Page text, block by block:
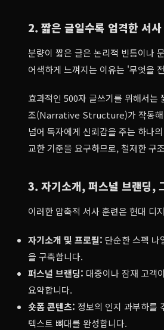
2. 짧은 글일수록 엄격한 서
분량이 짧은 글은 논리적 빈틈이나
어색하게 느껴지는 이유는 '무엇을
효과적인 500자 글쓰기를 위해서는
조(Narrative Structure)가 작동해
넘어 독자에게 신뢰감을 주는 하나
교한 기준을 요구하므로, 철저한 구
3. 자기소개, 퍼스널 브랜딩,
이러한 압축적 서사 훈련은 현대 디
자기소개 및 프로필: 단순한 스펙 나
을 구축합니다.
퍼스널 브랜딩: 대중이나 잠재 고객
요약합니다.
숏폼 콘텐츠: 정보의 인지 과부하를
텍스트 뼈대를 완성합니다.